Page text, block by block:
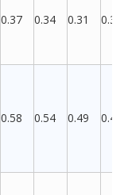
0.37 0.34 0.31 0.30
0.58 0.54 0.49 0.48